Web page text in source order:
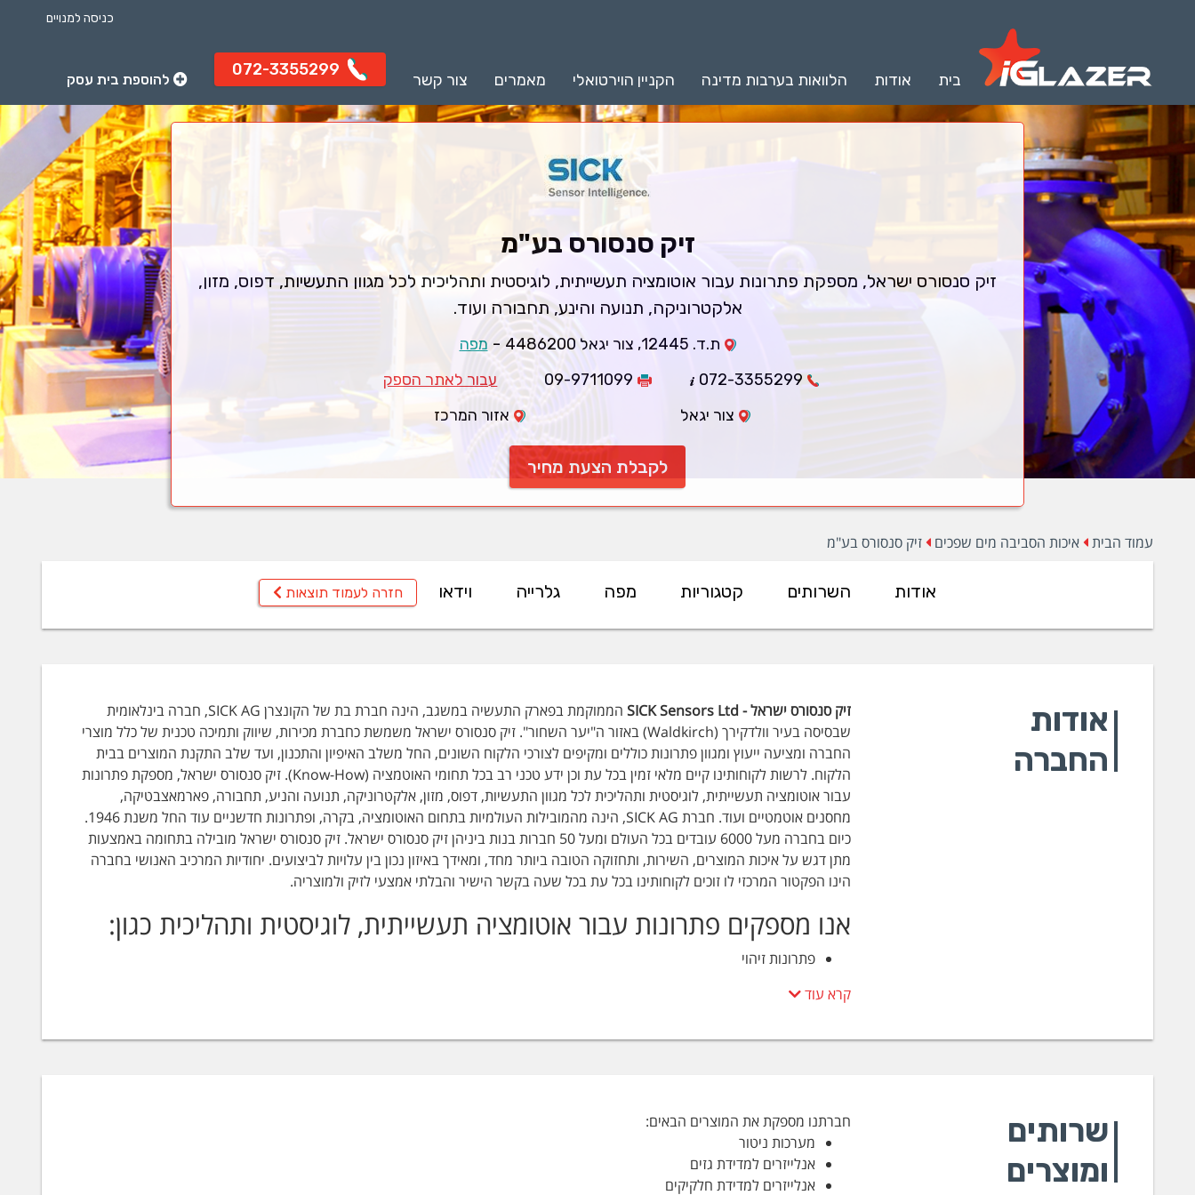
כניסה למנויים
בית אודות הלוואות בערבות מדינה הקניין הוירטואלי מאמרים צור קשר
072-3355299
להוספת בית עסק
זיק סנסורס בע"מ
זיק סנסורס ישראל, מספקת פתרונות עבור אוטומציה תעשייתית, לוגיסטית ותהליכית לכל מגוון התעשיות, דפוס, מזון,
אלקטרוניקה, תנועה והינע, תחבורה ועוד.
ת.ד. 12445, צור יגאל 4486200 - מפה
072-3355299
09-9711099
עבור לאתר הספק
צור יגאל
אזור המרכז
לקבלת הצעת מחיר
עמוד הבית איכות הסביבה מים שפכים זיק סנסורס בע"מ
אודות השרותים קטגוריות מפה גלרייה וידאו חזרה לעמוד תוצאות
אודות
החברה
זיק סנסורס ישראל - SICK Sensors Ltd
הממוקמת בפארק התעשיה במשגב, הינה חברת בת של הקונצרן SICK AG, חברה בינלאומית
שבסיסה בעיר וולדקירך (Waldkirch) באזור ה"יער השחור". זיק סנסורס ישראל משמשת כחברת מכירות, שיווק ותמיכה טכנית של כלל מוצרי
החברה ומציעה ייעוץ ומגוון פתרונות כוללים ומקיפים לצורכי הלקוח השונים, החל משלב האיפיון והתכנון, ועד שלב התקנת המוצרים בבית
הלקוח. לרשות לקוחותינו קיים מלאי זמין בכל עת וכן ידע טכני רב בכל תחומי האוטמציה (Know-How). זיק סנסורס ישראל, מספקת פתרונות
עבור אוטומציה תעשייתית, לוגיסטית ותהליכית לכל מגוון התעשיות, דפוס, מזון, אלקטרוניקה, תנועה והניע, תחבורה, פארמאצבטיקה,
מחסנים אוטמטיים ועוד. חברת SICK AG, הינה מהמובילות העולמיות בתחום האוטומציה, בקרה, ופתרונות חדשניים עוד החל משנת 1946.
כיום בחברה מעל 6000 עובדים בכל העולם ומעל 50 חברות בנות ביניהן זיק סנסורס ישראל. זיק סנסורס ישראל מובילה בתחומה באמצעות
מתן דגש על איכות המוצרים, השירות, ותחזוקה הטובה ביותר מחד, ומאידך באיזון נכון בין עלויות לביצועים. יחודיות המרכיב האנושי בחברה
הינו הפקטור המרכזי לו זוכים לקוחותינו בכל עת בכל שעה בקשר הישיר והבלתי אמצעי לזיק ולמוצריה.
אנו מספקים פתרונות עבור אוטומציה תעשייתית, לוגיסטית ותהליכית כגון:
פתרונות זיהוי
פתרונות מדידה
פיתרונות ניטור ובקרה
תעשיות
אוטומציה תהליכית - Process Automation
קרא עוד
שרותים
ומוצרים
חברתנו מספקת את המוצרים הבאים:
מערכות ניטור
אנלייזרים למדידת גזים
אנלייזרים למדידת חלקיקים